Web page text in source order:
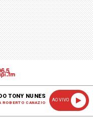
TONY NUNES
ROBERTO CANAZIO
AO VIVO